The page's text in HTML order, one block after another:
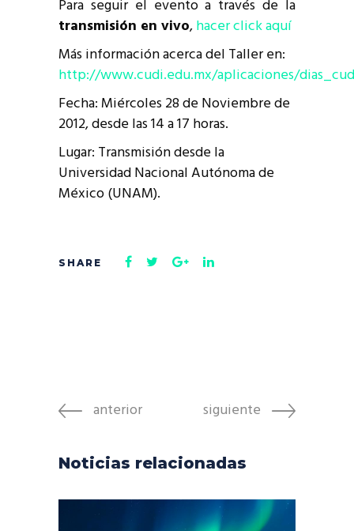
Para seguir el evento a través de la
transmisión en vivo,hacer click aquí
Más información acerca del Taller en:
http://www.cudi.edu.mx/aplicaciones/
Fecha: Miércoles 28 de Noviembre de
2012, desde las 14 a 17 horas.
Lugar: Transmisión desde la
Universidad Nacional Autónoma de
México (UNAM).
anterior siguiente
Noticias relacionadas